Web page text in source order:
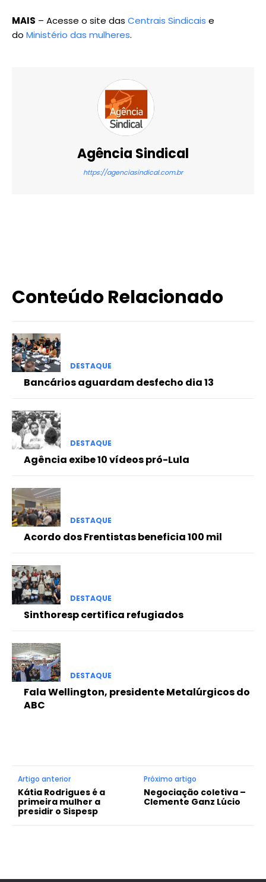
MAIS – Acesse o site das Centrais Sindicais e
do Ministério das mulheres.
Agência Sindical
https://agenciasindical.com.br
Conteúdo Relacionado
DESTAQUE
Bancários aguardam desfecho dia 13
DESTAQUE
Agência exibe 10 vídeos pró-Lula
DESTAQUE
Acordo dos Frentistas beneficia 100 mil
DESTAQUE
Sinthoresp certifica refugiados
DESTAQUE
Fala Wellington, presidente Metalúrgicos do
ABC
Artigo anterior
Kátia Rodrigues é a
primeira mulher a
presidir o Sispesp
Próximo artigo
Negociação coletiva –
Clemente Ganz Lúcio